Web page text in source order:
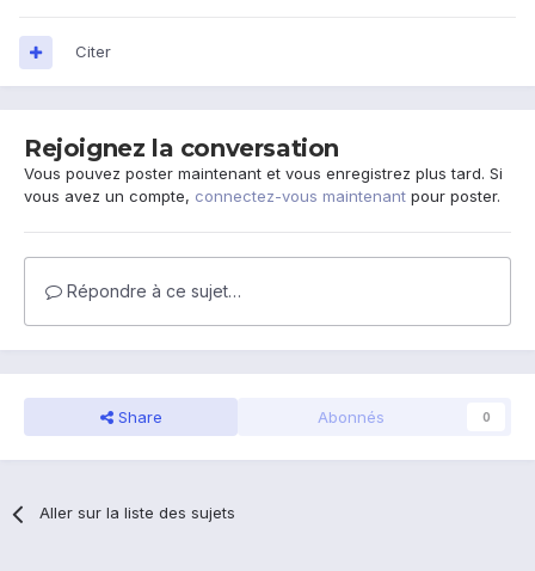
Citer
Rejoignez la conversation
Vous pouvez poster maintenant et vous enregistrez plus tard. Si
vous avez un compte, connectez-vous maintenant pour poster.
Répondre à ce sujet…
Share Abonnés 0
Aller sur la liste des sujets